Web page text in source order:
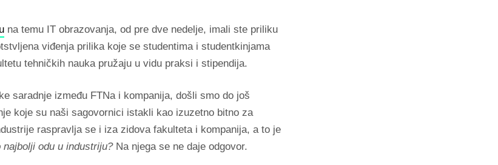
na temu IT obrazovanja, od pre dve nedelje, imali ste priliku
viđenja prilika koje se studentima i studentkinjama
tehničkih nauka pružaju u vidu praksi i stipendija.
saradnje između FTNa i kompanija, došli smo do još
koje su naši sagovornici istakli kao izuzetno bitno za
raspravlja se i iza zidova fakulteta i kompanija, a to je
odu u industriju? Na njega se ne daje odgovor.